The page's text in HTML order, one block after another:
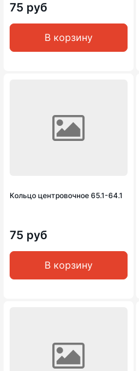
75 руб
В корзину
Кольцо центровочное 65.1-64.1
75 руб
В корзину